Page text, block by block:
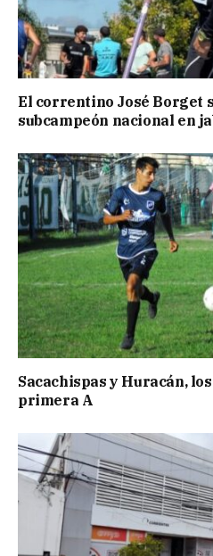
El correntino José Borget
subcampeón nacional en
Sacachispas y Huracán,
primera A